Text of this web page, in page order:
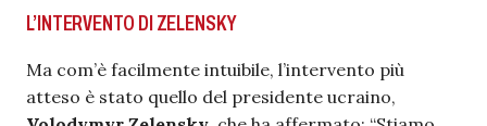
L’INTERVENTO DI ZELENSKY
Ma com’è facilmente intuibile, l’intervento più
atteso è stato quello del presidente ucraino,